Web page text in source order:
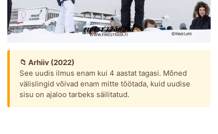
📁 Arhiiv (2022)
See uudis ilmus enam kui 4 aastat tagasi. Mõned
välislingid võivad enam mitte töötada, kuid uudise
sisu on ajaloo tarbeks säilitatud.